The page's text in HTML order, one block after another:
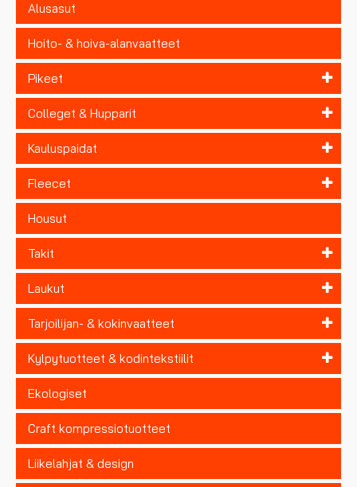
Alusasut
Hoito- & hoiva-alanvaatteet
Pikeet
Colleget & Hupparit
Kauluspaidat
Fleecet
Housut
Takit
Laukut
Tarjoilijan- & kokinvaatteet
Kylpytuotteet & kodintekstiilit
Ekologiset
Craft kompressiotuotteet
Liikelahjat & design